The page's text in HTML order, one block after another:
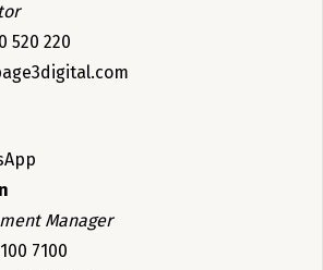
520 220
Manager
7100